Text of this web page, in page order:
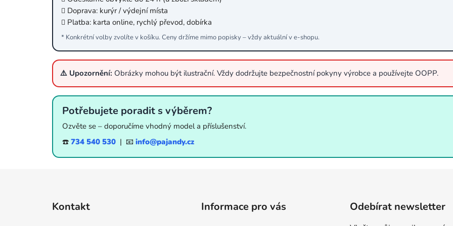
Doprava: kurýr / výdejní místa
Platba: karta online, rychlý převod, dobírka
* Konkrétní volby zvolíte v košíku. Ceny držíme mimo popisky – vždy aktuální v e‑shopu.
⚠️ Upozornění: Obrázky mohou být ilustrační. Vždy dodržujte bezpečnostní pokyny výrobce a používejte OOPP.
Potřebujete poradit s výběrem?
Ozvěte se – doporučíme vhodný model a příslušenství.
☎️ 734 540 530 | 📧 info@pajandy.cz
Kontakt Informace pro vás Odebírat newsletter